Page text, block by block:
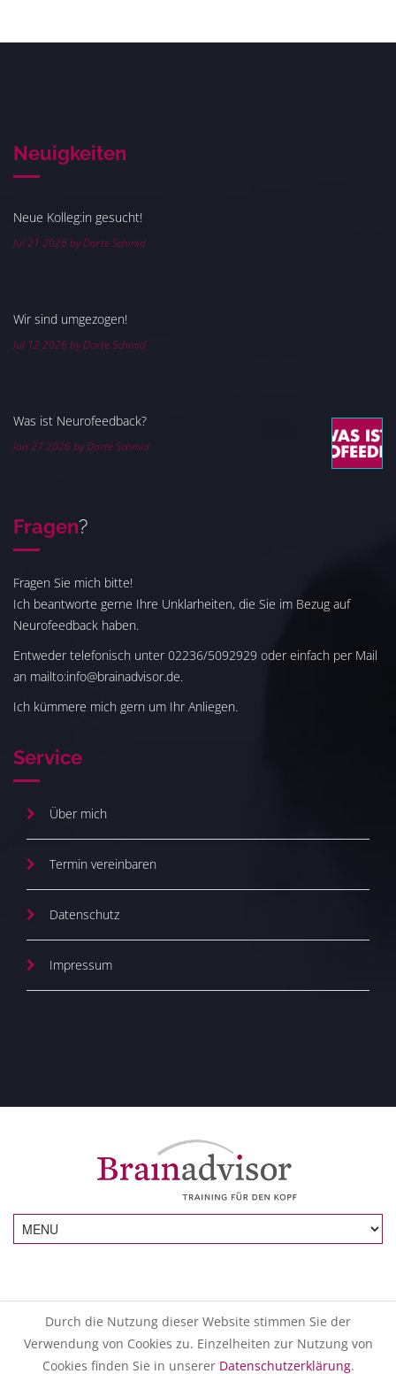
Neuigkeiten
Neue Kolleg:in gesucht!
Jul 21 2026 by Dorte Schmid
Wir sind umgezogen!
Jul 12 2026 by Dorte Schmid
Was ist Neurofeedback?
Jan 27 2026 by Dorte Schmid
Fragen?
Fragen Sie mich bitte!
Ich beantworte gerne Ihre Unklarheiten, die Sie im Bezug auf
Neurofeedback haben.
Entweder telefonisch unter 02236/5092929 oder einfach per Mail
an mailto:info@brainadvisor.de.
Ich kümmere mich gern um Ihr Anliegen.
Service
Über mich
Termin vereinbaren
Datenschutz
Impressum
Durch die Nutzung dieser Website stimmen Sie der
Verwendung von Cookies zu. Einzelheiten zur Nutzung von
Cookies finden Sie in unserer Datenschutzerklärung.